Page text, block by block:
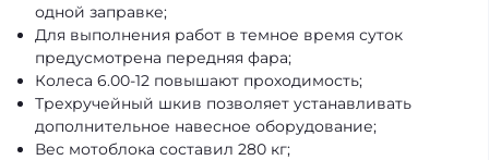
одной заправке;
Для выполнения работ в темное время суток
предусмотрена передняя фара;
Колеса 6.00-12 повышают проходимость;
Трехручейный шкив позволяет устанавливать
дополнительное навесное оборудование;
Вес мотоблока составил 280 кг;